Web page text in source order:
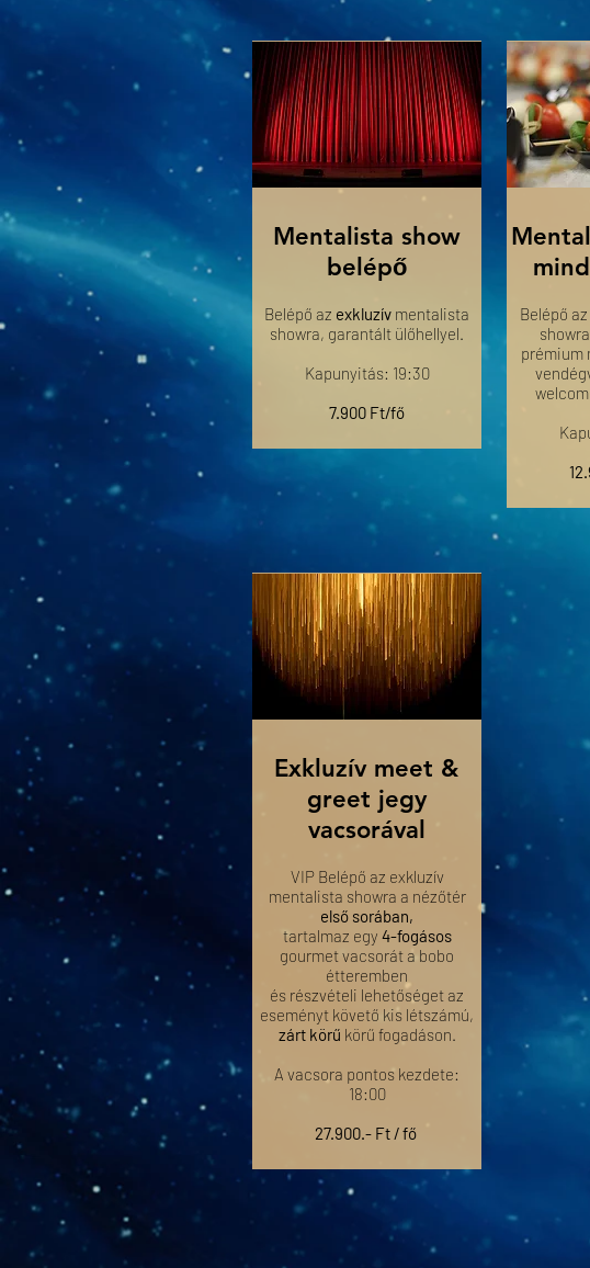
Mentalista show
belépő
Belépő az exkluzív mentalista
showra, garantált ülőhellyel.
Kapunyitás: 19:30
7.900 Ft/fő
Belépő
prémium
Exkluzív meet &
greet jegy
vacsorával
VIP Belépő az exkluzív
mentalista showra a nézőtér
első sorában,
tartalmaz egy 4-fogásos
gourmet vacsorát a bobo
étteremben
és részvételi lehetőséget az
eseményt követő kis létszámú,
zárt körű körű fogadáson.
A vacsora pontos kezdete:
18:00
27.900.- Ft / fő